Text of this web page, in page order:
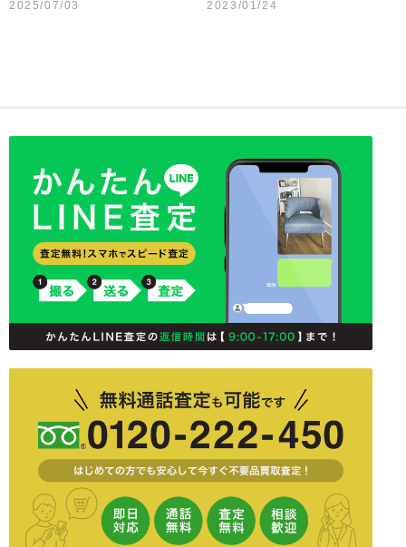
2025/07/03 2023/01/24